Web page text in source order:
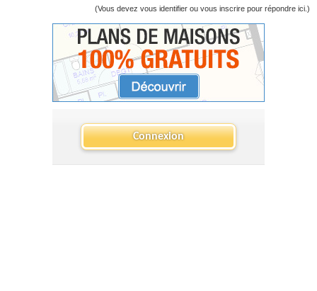
(Vous devez vous identifier ou vous inscrire pour répondre ici.)
Connexion